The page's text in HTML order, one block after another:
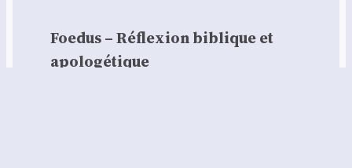
Foedus – Réflexion biblique et
apologétique